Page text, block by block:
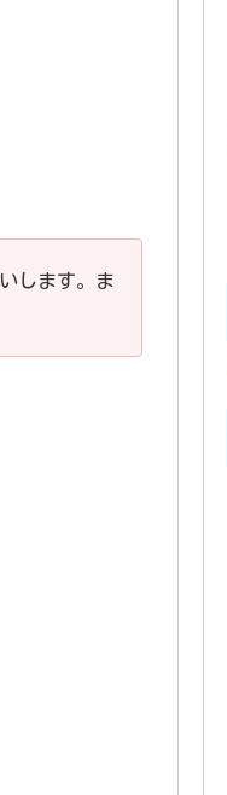
します。ま